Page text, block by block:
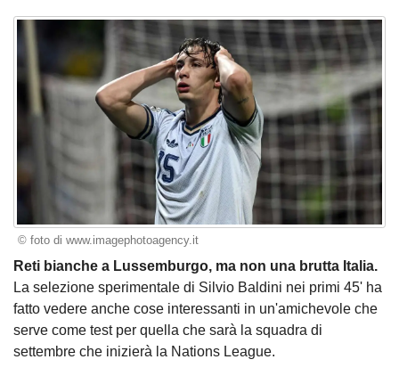
© foto di www.imagephotoagency.it
Reti bianche a Lussemburgo, ma non una brutta Italia.
La selezione sperimentale di Silvio Baldini nei primi 45' ha
fatto vedere anche cose interessanti in un'amichevole che
serve come test per quella che sarà la squadra di
settembre che inizierà la Nations League.